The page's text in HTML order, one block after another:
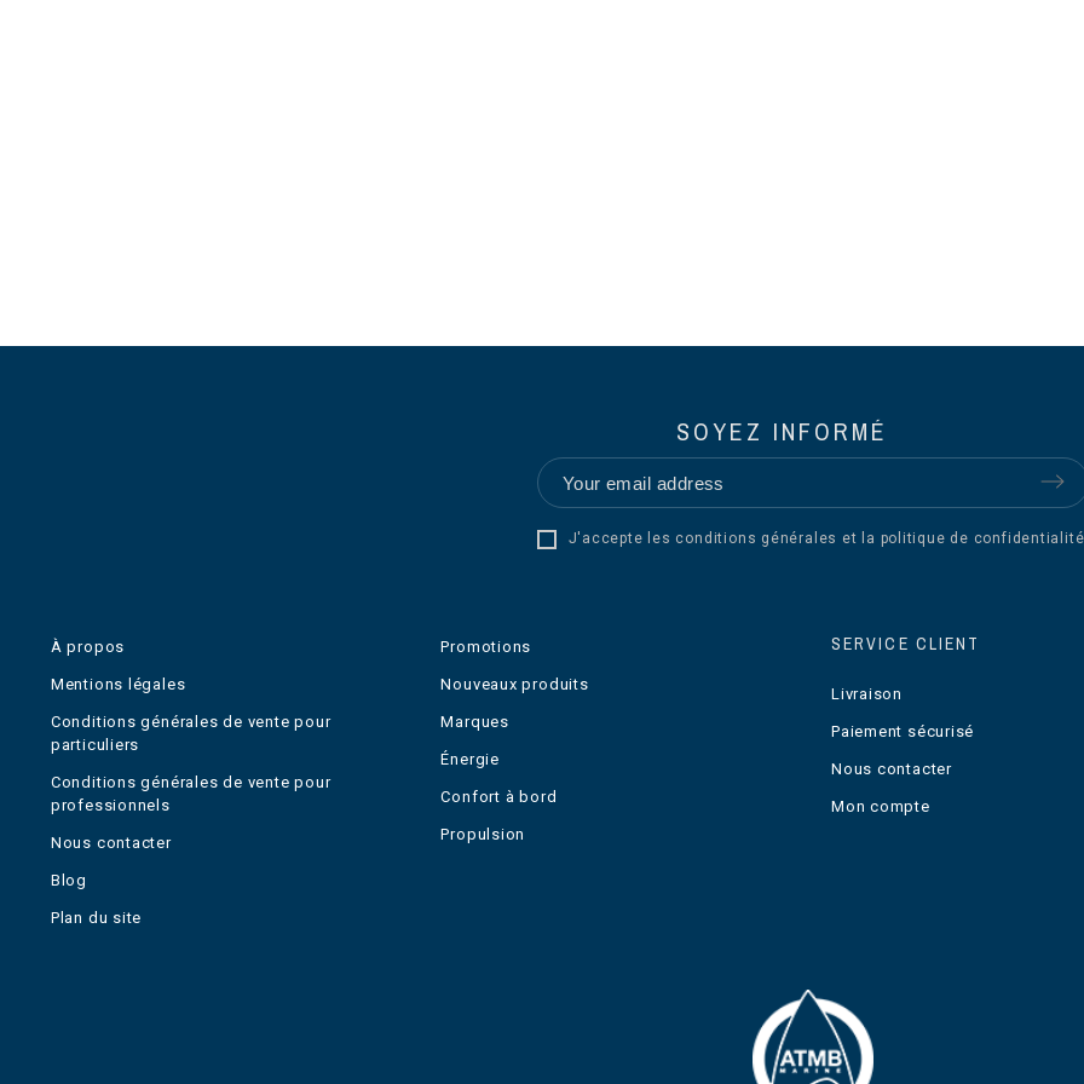
SOYEZ INFORMÉ
J'accepte les conditions générales et la politique de
À propos
Mentions légales
Conditions générales de vente pour
particuliers
Conditions générales de vente pour
professionnels
Nous contacter
Blog
Plan du site
Promotions
Nouveaux produits
Marques
Énergie
Confort à bord
Propulsion
SERVICE CLIENT
Livraison
Paiement sécurisé
Nous contacter
Mon compte